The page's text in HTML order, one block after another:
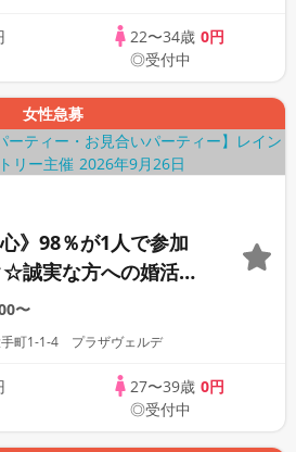
22〜34歳 0円
◎受付中
女性急募
》98％が1人で参加
誠実な方への婚活パ
〜
手町1-1-4 プラザヴェルデ
27〜39歳 0円
◎受付中